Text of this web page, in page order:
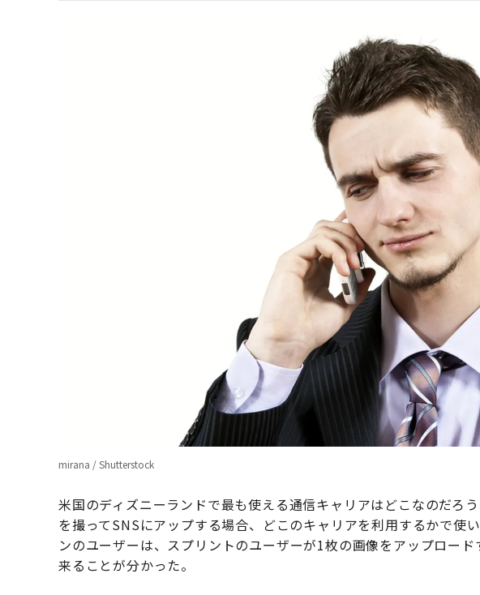
mirana / Shutterstock
米国のディズニーランドで最も使える通信キャリアはどこなのだろう
を撮ってSNSにアップする場合、どこのキャリアを利用するかで使
ンのユーザーは、スプリントのユーザーが1枚の画像をアップロー
来ることが分かった。